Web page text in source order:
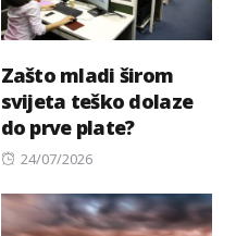
Zašto mladi širom
svijeta teško dolaze
do prve plate?
Posted
24/07/2026